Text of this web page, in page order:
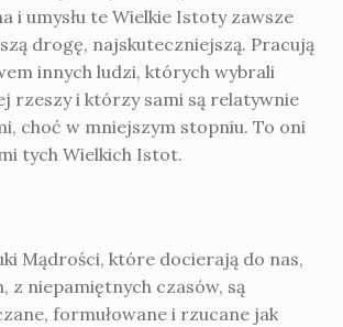
i umysłu te Wielkie Istoty zawsze
drogę, najskuteczniejszą. Pracują
innych ludzi, których wybrali
rzeszy i którzy sami są relatywnie
choć w mniejszym stopniu. To oni
tych Wielkich Istot.
Mądrości, które docierają do nas,
z niepamiętnych czasów, są
formułowane i rzucane jak